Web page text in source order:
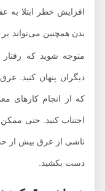
افزایش خطر ابتلا به
بدن همچنین می‌تواند بر
متوجه شوید که رفتار خود
دیگران پنهان کنید. عرق
که از انجام کارهای معمول
اجتناب کنید. حتی ممکن
ناشی از عرق بیش از حد
دست بکشید.